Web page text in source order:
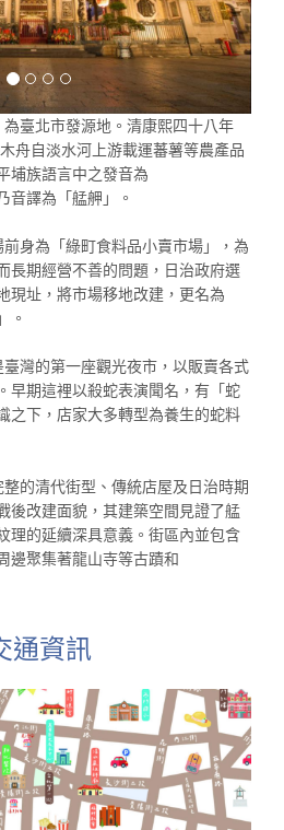
臺北市發源地。清康熙四十八年
舟自淡水河上游載運蕃薯等農產品
埔族語言中之發音為
音譯為「艋舺」。
身為「綠町食料品小賣市場」，為
長期經營不善的問題，日治政府選
現址，將市場移地改建，更名為
。
灣的第一座觀光夜市，以販賣各式
早期這裡以殺蛇表演聞名，有「蛇
之下，店家大多轉型為養生的蛇料
的清代街型、傳統店屋及日治時期
後改建面貌，其建築空間見證了艋
理的延續深具意義。街區內並包含
邊聚集著龍山寺等古蹟和
通資訊